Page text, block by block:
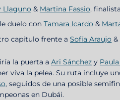
Llaguno & Martina Fassio,
duelo con Tamara Icardo &
capítulo frente a Sofía Araujo &
la puerta a Ari Sánchez y
viva la pelea. Su ruta incluye
, seguidos de una posible
en Dubái.